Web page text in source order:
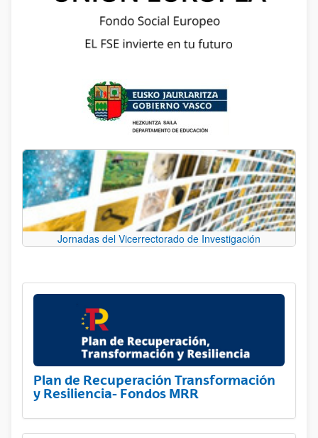
Jornadas del Vicerrectorado de Investigación
Plan de Recuperación Transformación
y Resiliencia- Fondos MRR